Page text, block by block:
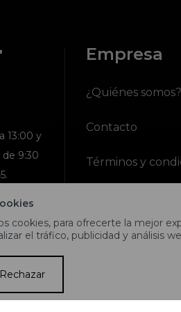
cookies, para ofrecerte la mejor
el tráfico, publicidad y análisis
Rechazar
13:00 y
de 9:30
Empresa
¿Quiénes somos?
Contacto
Términos y
Trabaja con